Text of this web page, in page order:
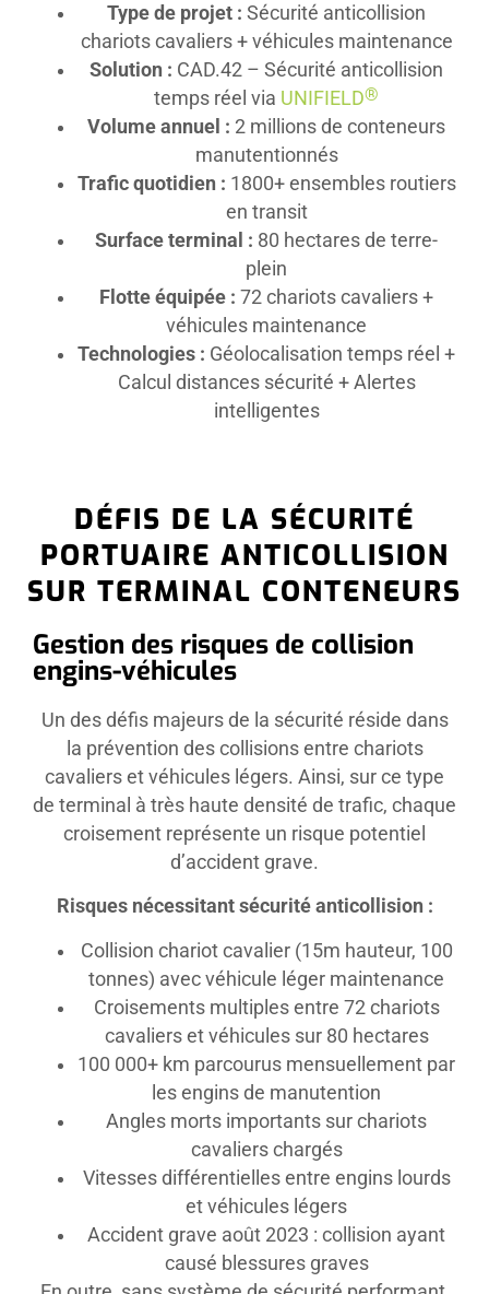
Type de projet : Sécurité anticollision
chariots cavaliers + véhicules maintenance
Solution : CAD.42 – Sécurité anticollision
temps réel via UNIFIELD®
Volume annuel : 2 millions de conteneurs
manutentionnés
Trafic quotidien : 1800+ ensembles routiers
en transit
Surface terminal : 80 hectares de terre-
plein
Flotte équipée : 72 chariots cavaliers +
véhicules maintenance
Technologies : Géolocalisation temps réel +
Calcul distances sécurité + Alertes
intelligentes
DÉFIS DE LA SÉCURITÉ
PORTUAIRE ANTICOLLISION
SUR TERMINAL CONTENEURS
Gestion des risques de collision
engins-véhicules
Un des défis majeurs de la sécurité réside dans
la prévention des collisions entre chariots
cavaliers et véhicules légers. Ainsi, sur ce type
de terminal à très haute densité de trafic, chaque
croisement représente un risque potentiel
d’accident grave.
Risques nécessitant sécurité anticollision :
Collision chariot cavalier (15m hauteur, 100
tonnes) avec véhicule léger maintenance
Croisements multiples entre 72 chariots
cavaliers et véhicules sur 80 hectares
100 000+ km parcourus mensuellement par
les engins de manutention
Angles morts importants sur chariots
cavaliers chargés
Vitesses différentielles entre engins lourds
et véhicules légers
Accident grave août 2023 : collision ayant
causé blessures graves